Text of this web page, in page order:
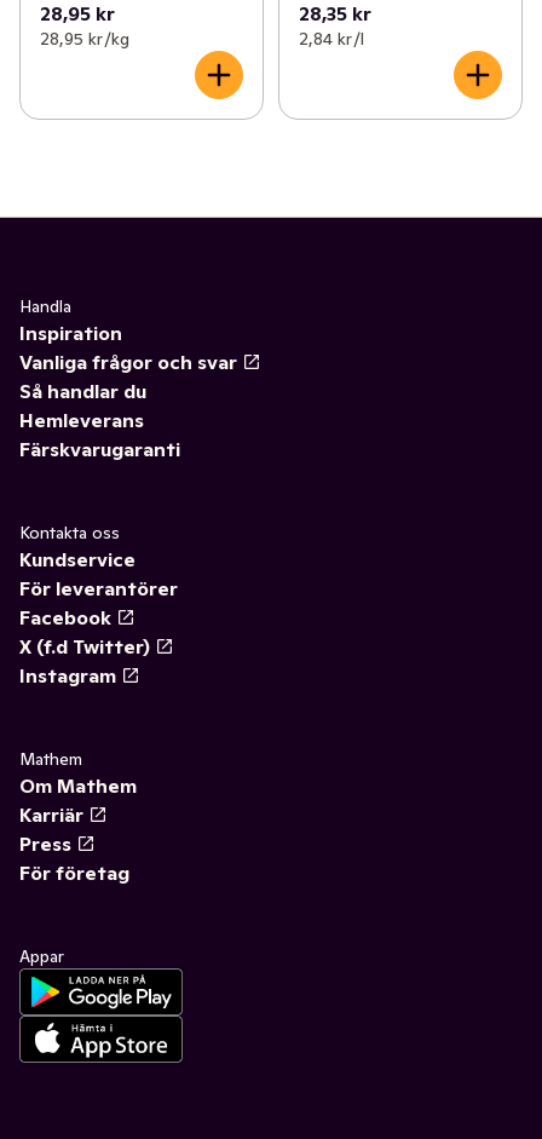
28,95 kr
28,95 kr /kg
28,35 kr
2,84 kr /l
Handla
Inspiration
Vanliga frågor och svar
Så handlar du
Hemleverans
Färskvarugaranti
Kontakta oss
Kundservice
För leverantörer
Facebook
X (f.d Twitter)
Instagram
Mathem
Om Mathem
Karriär
Press
För företag
Appar